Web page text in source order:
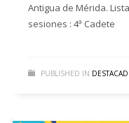
Antigua de Mérida.
sesiones : 4ª Cadete
PUBLISHED IN